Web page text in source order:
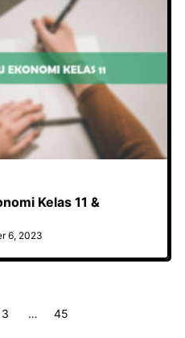
Kelas 11 &
6, 2023
3 … Halaman
45